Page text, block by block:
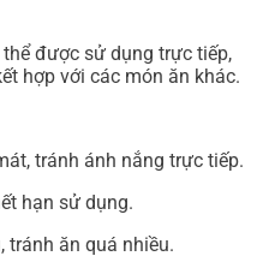
được sử dụng trực tiếp,
hợp với các món ăn khác.
tránh ánh nắng trực tiếp.
hạn sử dụng.
tránh ăn quá nhiều.